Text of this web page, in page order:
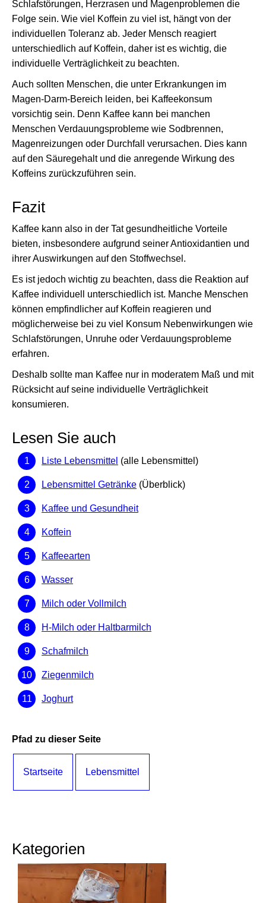
Schlafstörungen, Herzrasen und Magenproblemen die
Folge sein. Wie viel Koffein zu viel ist, hängt von der
individuellen Toleranz ab. Jeder Mensch reagiert
unterschiedlich auf Koffein, daher ist es wichtig, die
individuelle Verträglichkeit zu beachten.
Auch sollten Menschen, die unter Erkrankungen im
Magen-Darm-Bereich leiden, bei Kaffeekonsum
vorsichtig sein. Denn Kaffee kann bei manchen
Menschen Verdauungsprobleme wie Sodbrennen,
Magenreizungen oder Durchfall verursachen. Dies kann
auf den Säuregehalt und die anregende Wirkung des
Koffeins zurückzuführen sein.
Fazit
Kaffee kann also in der Tat gesundheitliche Vorteile
bieten, insbesondere aufgrund seiner Antioxidantien und
ihrer Auswirkungen auf den Stoffwechsel.
Es ist jedoch wichtig zu beachten, dass die Reaktion auf
Kaffee individuell unterschiedlich ist. Manche Menschen
können empfindlicher auf Koffein reagieren und
möglicherweise bei zu viel Konsum Nebenwirkungen wie
Schlafstörungen, Unruhe oder Verdauungsprobleme
erfahren.
Deshalb sollte man Kaffee nur in moderatem Maß und mit
Rücksicht auf seine individuelle Verträglichkeit
konsumieren.
Lesen Sie auch
Liste Lebensmittel (alle Lebensmittel)
Lebensmittel Getränke (Überblick)
Kaffee und Gesundheit
Koffein
Kaffeearten
Wasser
Milch oder Vollmilch
H-Milch oder Haltbarmilch
Schafmilch
Ziegenmilch
Joghurt
Pfad zu dieser Seite
Startseite Lebensmittel
Kategorien